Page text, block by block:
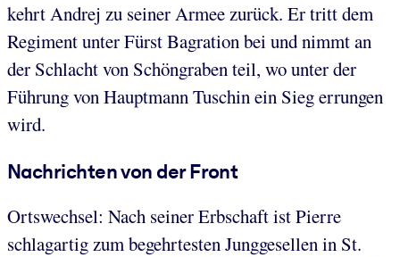
kehrt Andrej zu seiner Armee zurück. Er tritt dem
Regiment unter Fürst Bagration bei und nimmt an
der Schlacht von Schöngraben teil, wo unter der
Führung von Hauptmann Tuschin ein Sieg errungen
wird.
Nachrichten von der Front
Ortswechsel: Nach seiner Erbschaft ist Pierre
schlagartig zum begehrtesten Junggesellen in St.